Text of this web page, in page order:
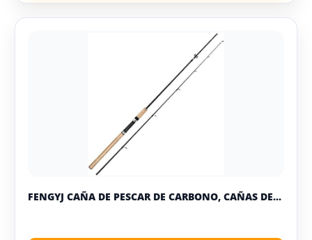
FENGYJ CAÑA DE PESCAR DE CARBONO, CAÑAS DE...